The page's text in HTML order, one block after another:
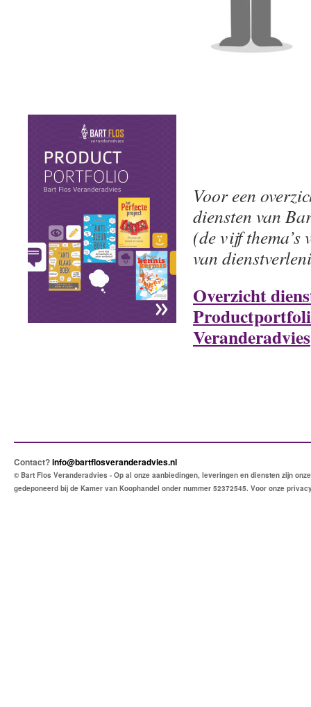
Voor een
diensten van
(de vijf thema’s
van
Overzicht
Veranderadvies
Contact?info@bartflosveranderadvies.nl
© Bart Flos Veranderadvies - Op al onze aanbiedingen, leveringen en diensten zijn
gedeponeerd bij de Kamer van Koophandel onder nummer 52372545. Voor onze